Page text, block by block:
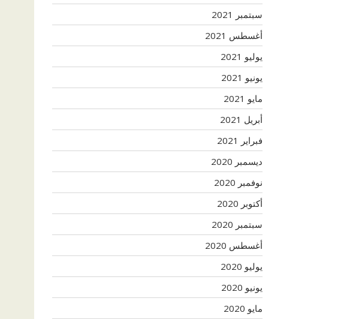
سبتمبر 2021
أغسطس 2021
يوليو 2021
يونيو 2021
مايو 2021
أبريل 2021
فبراير 2021
ديسمبر 2020
نوفمبر 2020
أكتوبر 2020
سبتمبر 2020
أغسطس 2020
يوليو 2020
يونيو 2020
مايو 2020